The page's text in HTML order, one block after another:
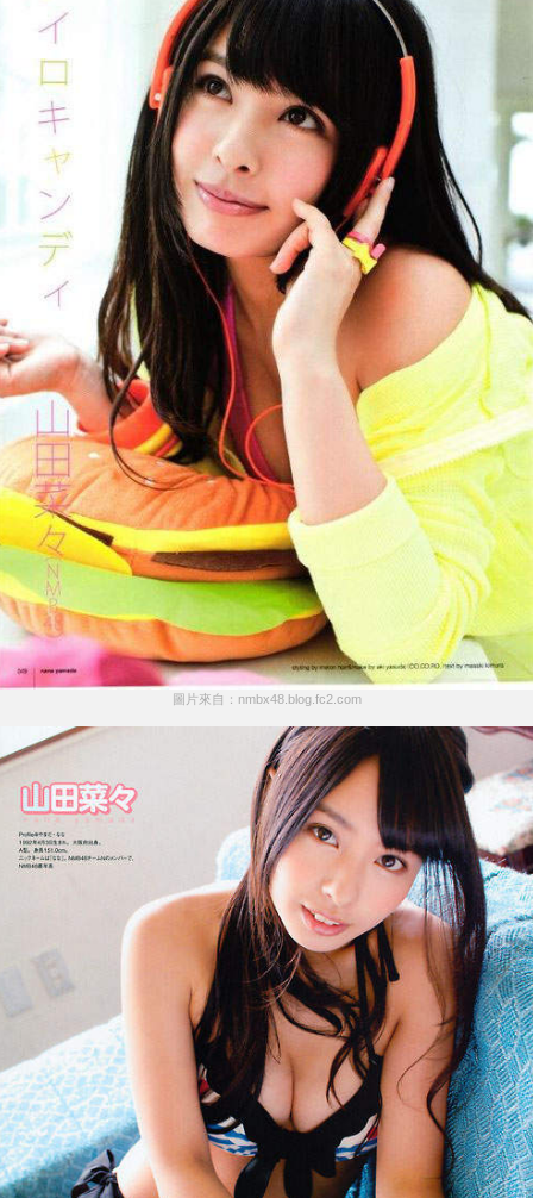
圖片來自：nmbx48.blog.fc2.com